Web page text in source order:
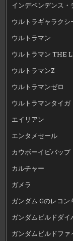
インデペンデンス
ウルトラギャラク
ウルトラマン
ウルトラマン THE
ウルトラマンZ
ウルトラマンゼロ
ウルトラマンタイガ
エイリアン
エンタメセール
カウボーイビバップ
カルチャー
ガメラ
ガンダム Gのレコン
ガンダムビルドダイ
ガンダムビルドファ